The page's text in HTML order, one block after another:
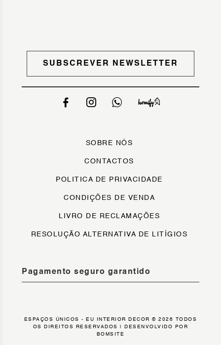
SUBSCREVER NEWSLETTER
SOBRE NÓS
CONTACTOS
POLITICA DE PRIVACIDADE
CONDIÇÕES DE VENDA
LIVRO DE RECLAMAÇÕES
RESOLUÇÃO ALTERNATIVA DE LITÍGIOS
Pagamento seguro garantido
ESPAÇOS ÚNICOS - EU INTERIOR DECOR © 2026 TODOS
OS DIREITOS RESERVADOS | DESENVOLVIDO POR
BOMSITE